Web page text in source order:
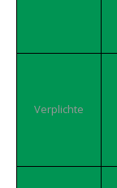
Verplichte